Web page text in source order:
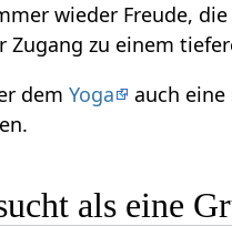
wieder Freude,
Zugang zu einem
demYoga
auch
als eine